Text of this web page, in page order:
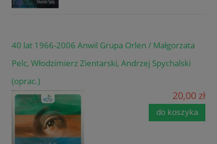
40 lat 1966-2006 Anwil Grupa Orlen / Małgorzata
Pelc, Włodzimierz Zientarski, Andrzej Spychalski
(oprac.)
20,00 zł
do koszyka